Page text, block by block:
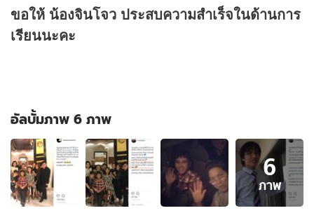
ขอให้ น้องจินโจว ประสบความสำเร็จในด้านการ
เรียนนะคะ
อัลบั้มภาพ 6 ภาพ
อัลบั้ม
ภาพ
6
ภาพ
ของ
6
ภาพ